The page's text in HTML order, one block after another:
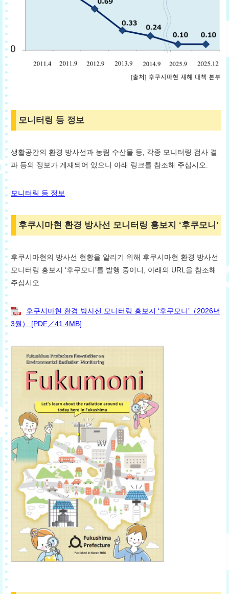
모니터링 등 정보
생활공간의 환경 방사선과 농림 수산물 등, 각종 모니터링 검사 결
과 등의 정보가 게재되어 있으니 아래 링크를 참조해 주십시오.
모니터링 등 정보
후쿠시마현 환경 방사선 모니터링 홍보지 ‘후쿠모니’
후쿠시마현의 방사선 현황을 알리기 위해 후쿠시마현 환경 방사선
모니터링 홍보지 ‘후쿠모니’를 발행 중이니, 아래의 URL을 참조해
주십시오
후쿠시마현 환경 방사선 모니터링 홍보지 ‘후쿠모니’（2026년
3월） [PDF／41.4MB]